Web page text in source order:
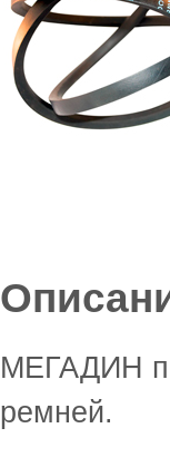
МЕГАДИН
ремней.